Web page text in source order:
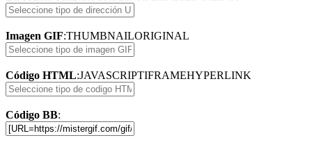
Imagen GIF:THUMBNAILORIGINAL
Código HTML:JAVASCRIPTIFRAMEHYPERLINK
Código BB: